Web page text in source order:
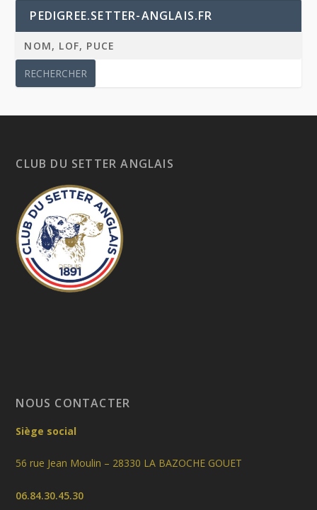
PEDIGREE.SETTER-ANGLAIS.FR
CLUB DU SETTER ANGLAIS
NOUS CONTACTER
Siège social
56 rue Jean Moulin – 28330 LA BAZOCHE GOUET
06.84.30.45.30